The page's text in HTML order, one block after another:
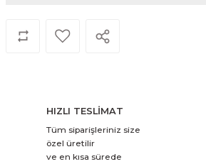
HIZLI TESLİMAT
Tüm siparişleriniz size
özel üretilir
ve en kısa sürede